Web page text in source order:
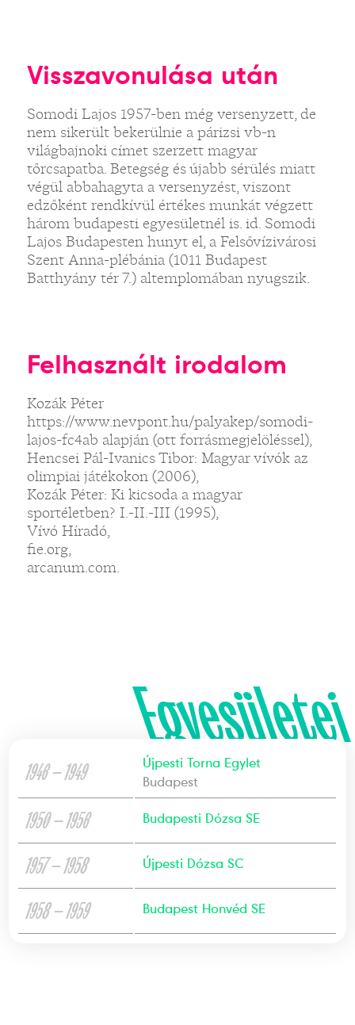
Visszavonulása után
Somodi Lajos 1957-ben még versenyzett, de
nem sikerült bekerülnie a párizsi vb-n
világbajnoki címet szerzett magyar
tőrcsapatba. Betegség és újabb sérülés miatt
végül abbahagyta a versenyzést, viszont
edzőként rendkívül értékes munkát végzett
három budapesti egyesületnél is. id. Somodi
Lajos Budapesten hunyt el, a Felsővízivárosi
Szent Anna-plébánia (1011 Budapest
Batthyány tér 7.) altemplomában nyugszik.
Felhasznált irodalom
Kozák Péter
https://www.nevpont.hu/palyakep/somodi-
lajos-fc4ab alapján (ott forrásmegjelöléssel),
Hencsei Pál-Ivanics Tibor: Magyar vívók az
olimpiai játékokon (2006),
Kozák Péter: Ki kicsoda a magyar
sportéletben? I.-II.-III (1995),
Vívó Híradó,
fie.org,
arcanum.com.
Egyesületei
1946 — 1949
Újpesti Torna Egylet
Budapest
1950 — 1956 Budapesti Dózsa SE
1957 — 1958 Újpesti Dózsa SC
1958 — 1959 Budapest Honvéd SE